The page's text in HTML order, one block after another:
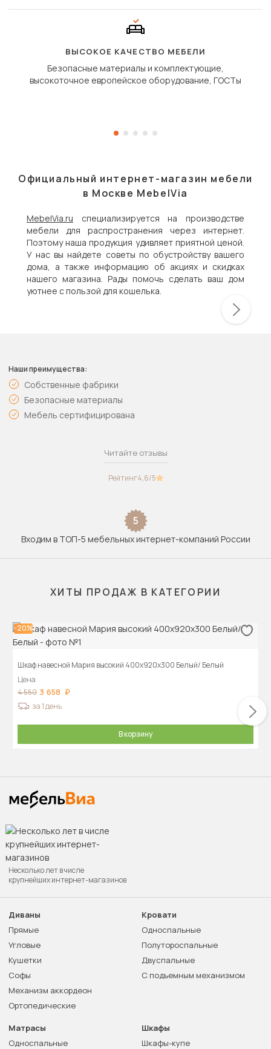
ВЫСОКОЕ КАЧЕСТВО МЕБЕЛИ
Безопасные материалы и комплектующие,
высокоточное европейское оборудование, ГОСТы
Официальный интернет-магазин мебели
в Москве MebelVia
MebelVia.ru специализируется на производстве
мебели для распространения через интернет.
Поэтому наша продукция удивляет приятной ценой.
У нас вы найдете советы по обустройству вашего
дома, а также информацию об акциях и скидках
нашего магазина. Рады помочь сделать ваш дом
уютнее с пользой для кошелька.
Наши преимущества:
Собственные фабрики
Безопасные материалы
Мебель сертифицирована
Читайте отзывы
Рейтинг4,6/5
5
Входим в ТОП-5 мебельных интернет-компаний России
ХИТЫ ПРОДАЖ В КАТЕГОРИИ
-20%
Шкаф навесной Мария высокий 400х920х300 Белый/ Белый
Цена
4 550 3 658
за 1 день
В корзину
Несколько лет в числе
крупнейших интернет-магазинов
Диваны
Прямые
Угловые
Кушетки
Софы
Механизм аккордеон
Ортопедические
Кровати
Односпальные
Полутороспальные
Двуспальные
С подъемным механизмом
Матрасы
Односпальные
Шкафы
Шкафы-купе